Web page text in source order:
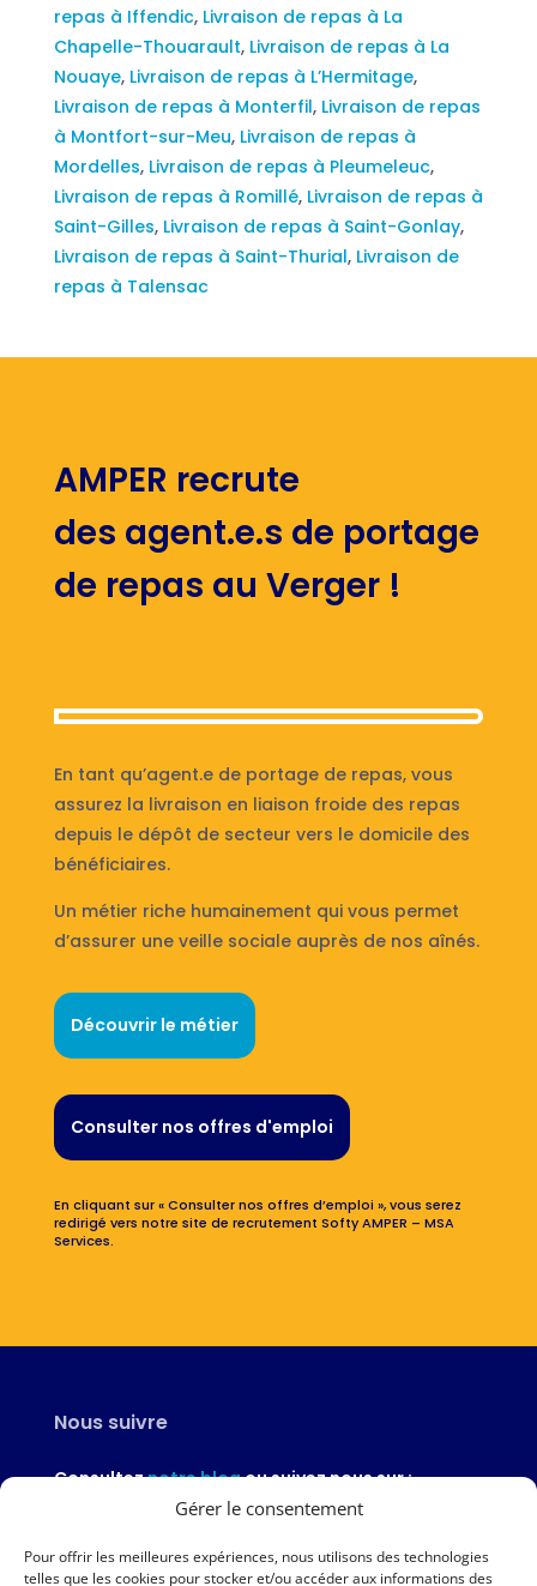
Gérer le consentement
Pour offrir les meilleures expériences, nous utilisons des technologies
telles que les cookies pour stocker et/ou accéder aux informations des
repas à Iffendic, Livraison de repas à La
Chapelle-Thouarault, Livraison de repas à La
Nouaye, Livraison de repas à L’Hermitage,
Livraison de repas à Monterfil, Livraison de repas
à Montfort-sur-Meu, Livraison de repas à
Mordelles, Livraison de repas à Pleumeleuc,
Livraison de repas à Romillé, Livraison de repas à
Saint-Gilles, Livraison de repas à Saint-Gonlay,
Livraison de repas à Saint-Thurial, Livraison de
repas à Talensac
AMPER recrute
des agent.e.s de portage
de repas au Verger !
En tant qu’agent.e de portage de repas, vous
assurez la livraison en liaison froide des repas
depuis le dépôt de secteur vers le domicile des
bénéficiaires.
Un métier riche humainement qui vous permet
d’assurer une veille sociale auprès de nos aînés.
Découvrir le métier
Consulter nos offres d'emploi
En cliquant sur « Consulter nos offres d’emploi », vous serez
redirigé vers notre site de recrutement Softy AMPER – MSA
Services.
Nous suivre
Consulteznotre blogou suivez nous sur :